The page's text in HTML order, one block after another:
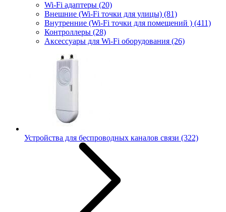
Wi-Fi адаптеры (20)
Внешние (Wi-Fi точки для улицы) (81)
Внутренние (Wi-Fi точки для помещений ) (411)
Контроллеры (28)
Аксессуары для Wi-Fi оборудования (26)
Устройства для беспроводных каналов связи (322)